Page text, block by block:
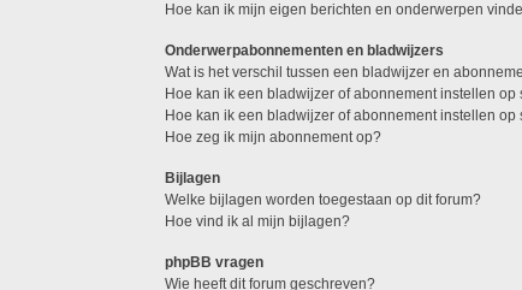
Hoe kan ik mijn eigen berichten en onderwerpen
Onderwerpabonnementen en bladwijzers
Wat is het verschil tussen een bladwijzer en
Hoe kan ik een bladwijzer of abonnement instellen
Hoe kan ik een bladwijzer of abonnement instellen op
Hoe zeg ik mijn abonnement op?
Bijlagen
Welke bijlagen worden toegestaan op dit forum?
Hoe vind ik al mijn bijlagen?
phpBB vragen
Wie heeft dit forum geschreven?